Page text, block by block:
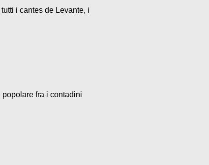
i cantes de Levante, i
fra i contadini